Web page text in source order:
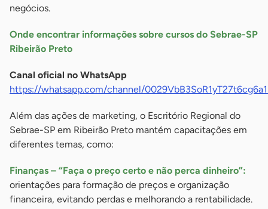
negócios.
Onde encontrar informações sobre cursos do Sebrae-SP
Ribeirão Preto
Canal oficial no WhatsApp
https://whatsapp.com/channel/
Além das ações de marketing, o Escritório Regional do
Sebrae-SP em Ribeirão Preto mantém capacitações em
diferentes temas, como:
Finanças – “Faça o preço certo e não perca dinheiro”:
orientações para formação de preços e organização
financeira, evitando perdas e melhorando a rentabilidade.